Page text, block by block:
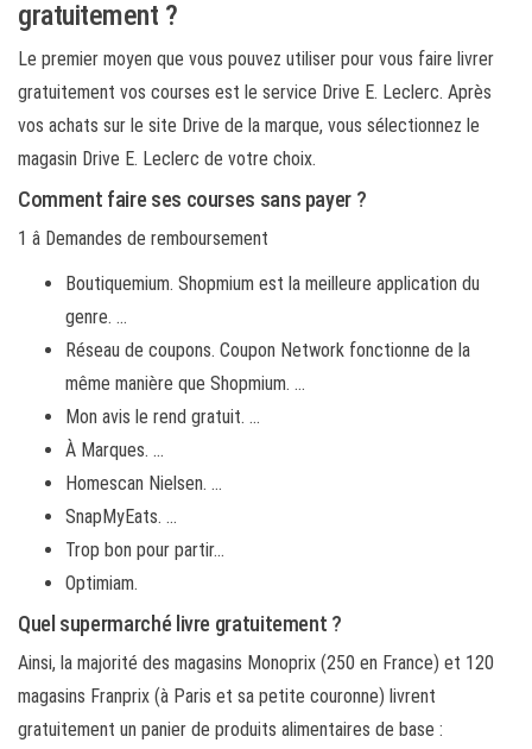
gratuitement ?
Le premier moyen que vous pouvez utiliser pour vous faire livrer
gratuitement vos courses est le service Drive E. Leclerc. Après
vos achats sur le site Drive de la marque, vous sélectionnez le
magasin Drive E. Leclerc de votre choix.
Comment faire ses courses sans payer ?
1 â Demandes de remboursement
Boutiquemium. Shopmium est la meilleure application du
genre. …
Réseau de coupons. Coupon Network fonctionne de la
même manière que Shopmium. …
Mon avis le rend gratuit. …
À Marques. …
Homescan Nielsen. …
SnapMyEats. …
Trop bon pour partir…
Optimiam.
Quel supermarché livre gratuitement ?
Ainsi, la majorité des magasins Monoprix (250 en France) et 120
magasins Franprix (à Paris et sa petite couronne) livrent
gratuitement un panier de produits alimentaires de base :